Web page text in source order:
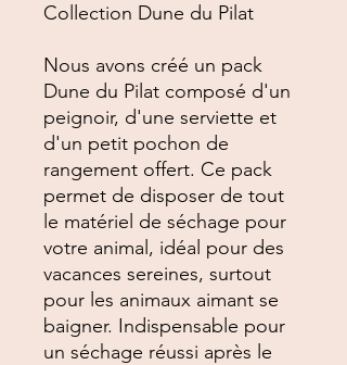
Collection Dune du Pilat
Nous avons créé un pack
Dune du Pilat composé d'un
peignoir, d'une serviette et
d'un petit pochon de
rangement offert. Ce pack
permet de disposer de tout
le matériel de séchage pour
votre animal, idéal pour des
vacances sereines, surtout
pour les animaux aimant se
baigner. Indispensable pour
un séchage réussi après le